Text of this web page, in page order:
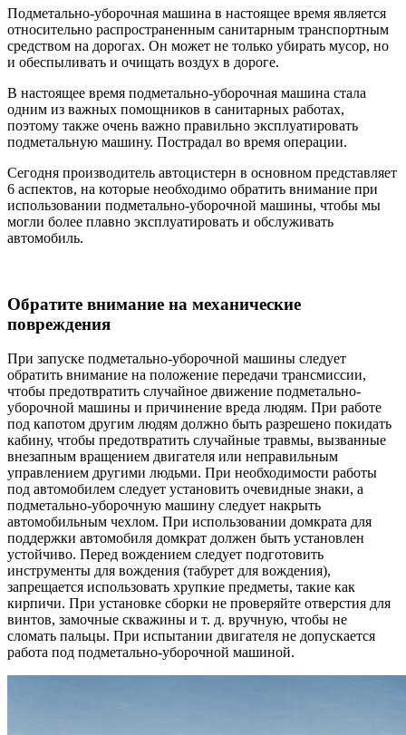
Подметально-уборочная машина в настоящее время является
относительно распространенным санитарным транспортным
средством на дорогах. Он может не только убирать мусор, но
и обеспыливать и очищать воздух в дороге.
В настоящее время подметально-уборочная машина стала
одним из важных помощников в санитарных работах,
поэтому также очень важно правильно эксплуатировать
подметальную машину. Пострадал во время операции.
Сегодня производитель автоцистерн в основном представляет
6 аспектов, на которые необходимо обратить внимание при
использовании подметально-уборочной машины, чтобы мы
могли более плавно эксплуатировать и обслуживать
автомобиль.
Обратите внимание на механические
повреждения
При запуске подметально-уборочной машины следует
обратить внимание на положение передачи трансмиссии,
чтобы предотвратить случайное движение подметально-
уборочной машины и причинение вреда людям. При работе
под капотом другим людям должно быть разрешено покидать
кабину, чтобы предотвратить случайные травмы, вызванные
внезапным вращением двигателя или неправильным
управлением другими людьми. При необходимости работы
под автомобилем следует установить очевидные знаки, а
подметально-уборочную машину следует накрыть
автомобильным чехлом. При использовании домкрата для
поддержки автомобиля домкрат должен быть установлен
устойчиво. Перед вождением следует подготовить
инструменты для вождения (табурет для вождения),
запрещается использовать хрупкие предметы, такие как
кирпичи. При установке сборки не проверяйте отверстия для
винтов, замочные скважины и т. д. вручную, чтобы не
сломать пальцы. При испытании двигателя не допускается
работа под подметально-уборочной машиной.